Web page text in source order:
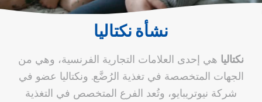
نشأة نكتاليا
نكتاليا هي إحدى العلامات التجارية الفرنسية، وهي من
الجهات المتخصصة في تغذية الرُضَّع. ونكتاليا عضو في
شركة نيوتريبايو، وتُعد الفرع المتخصص في التغذية